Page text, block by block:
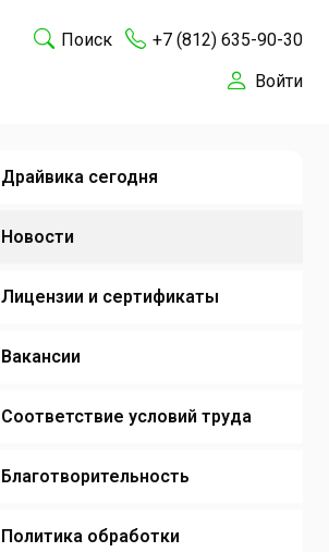
Поиск +7 (812) 635-90-30
Войти
Драйвика сегодня
Новости
Лицензии и сертификаты
Вакансии
Соответствие условий труда
Благотворительность
Политика обработки